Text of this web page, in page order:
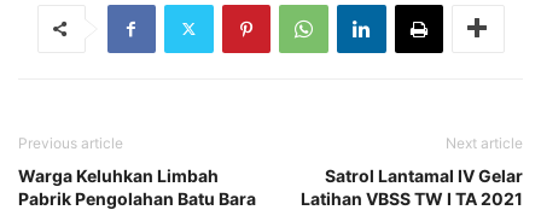
Previous article
Warga Keluhkan Limbah
Pabrik Pengolahan Batu Bara
Next article
Satrol Lantamal IV Gelar
Latihan VBSS TW I TA 2021